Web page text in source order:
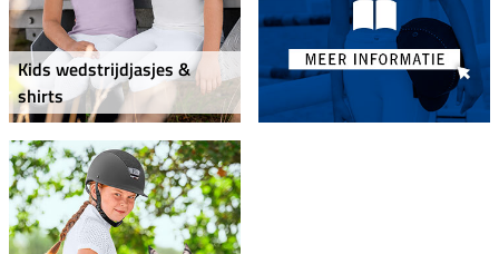
Kids wedstrijdjasjes &
shirts